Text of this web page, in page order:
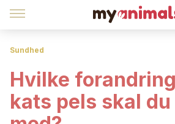
Sundhed
Hvilke
kats pels skal